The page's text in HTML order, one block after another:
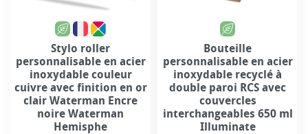
Stylo roller
personnalisable en acier
inoxydable couleur
cuivre avec finition en or
clair Waterman Encre
noire Waterman
Hemisphe
Bouteille
personnalisable en acier
inoxydable recyclé à
double paroi RCS avec
couvercles
interchangeables 650 ml
Illuminate